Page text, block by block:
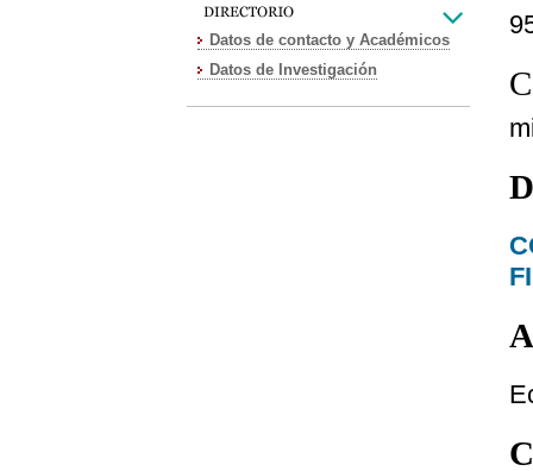
Datos de contacto y Académicos
Datos de Investigación